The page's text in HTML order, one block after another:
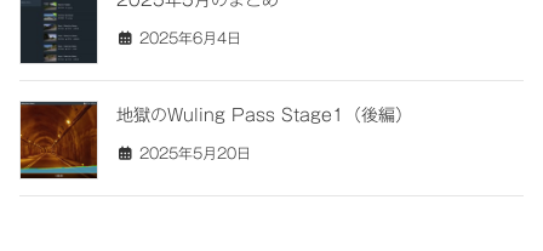
2025年6月4日
地獄のWuling Pass Stage1（後編）
2025年5月20日